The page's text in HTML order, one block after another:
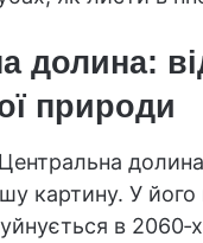
долина:
природи
картину. У
в